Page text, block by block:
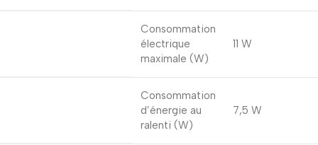
Consommation
électrique
maximale (W)
11 W
Consommation
d’énergie au
ralenti (W)
7,5 W